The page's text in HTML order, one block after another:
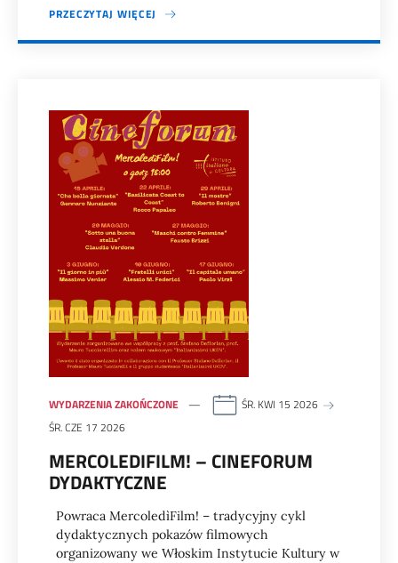
PRZECZYTAJ WIĘCEJ
WYDARZENIA ZAKOŃCZONE
ŚR. KWI 15 2026
ŚR. CZE 17 2026
MERCOLEDIFILM! – CINEFORUM
DYDAKTYCZNE
Powraca MercoledìFilm! – tradycyjny cykl
dydaktycznych pokazów filmowych
organizowany we Włoskim Instytucie Kultury w